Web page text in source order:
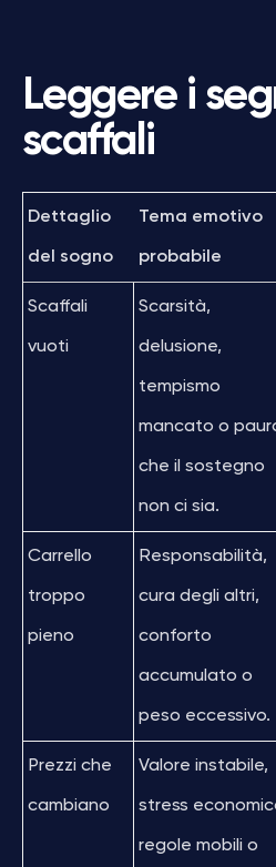
Leggere i
scaffali
Dettaglio
del sogno
Tema emotivo
probabile
Scaffali
vuoti
Scarsità,
delusione,
tempismo
mancato o
che il sostegno
non ci sia.
Carrello
troppo
pieno
Responsabilità,
cura degli altri,
conforto
accumulato o
peso eccessivo.
Prezzi che
cambiano
Valore instabile,
stress
regole mobili o